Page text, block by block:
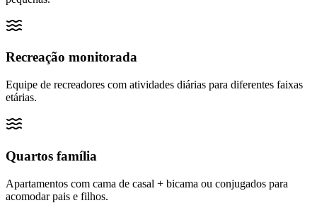
Recreação monitorada
Equipe de recreadores com atividades diárias para diferentes faixas
etárias.
Quartos família
Apartamentos com cama de casal + bicama ou conjugados para
acomodar pais e filhos.